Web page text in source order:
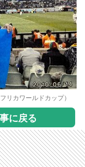
リカワールドカップ）
に戻る